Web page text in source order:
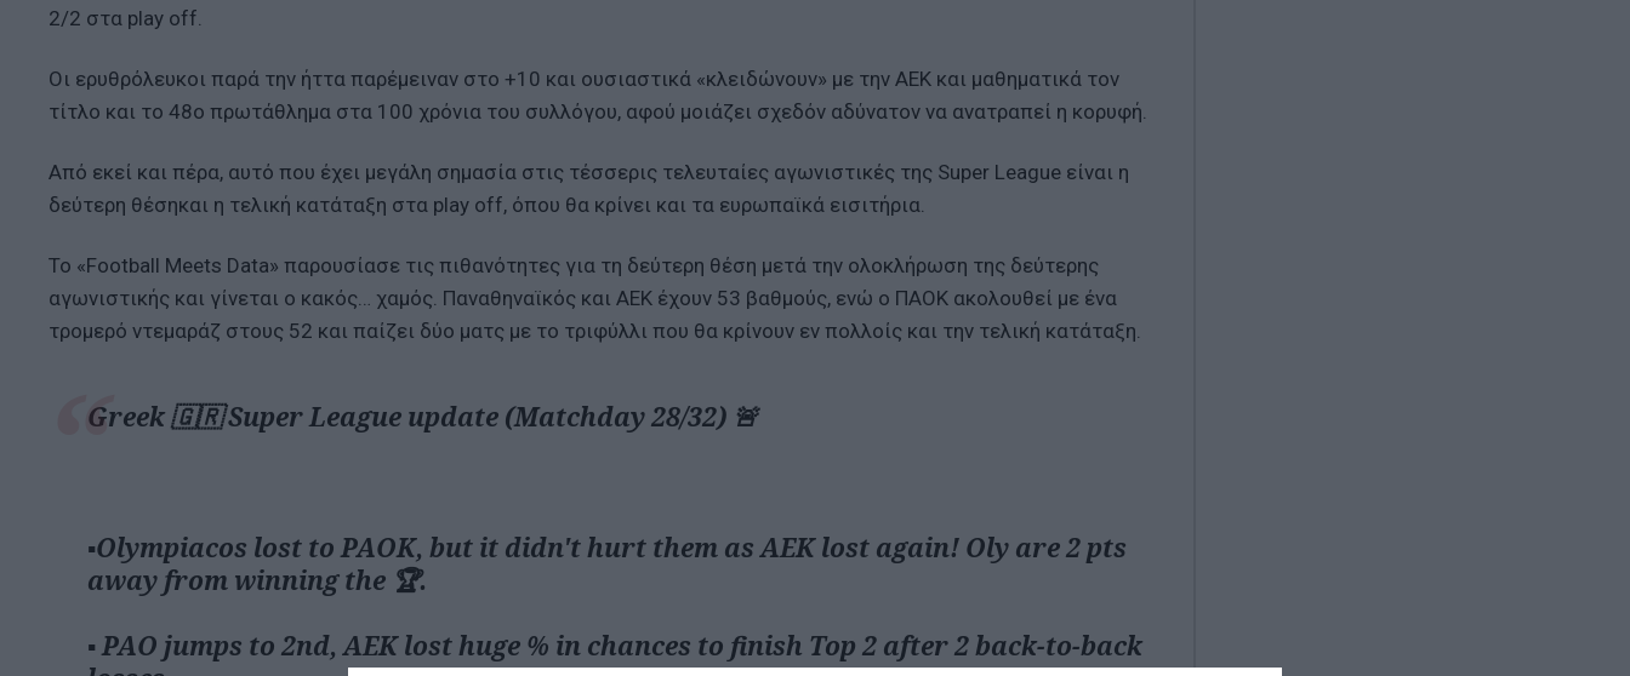
2/2 στα play off.
Οι ερυθρόλευκοι παρά την ήττα παρέμειναν στο +10 και ουσιαστικά «κλειδώνουν» με την ΑΕΚ και μαθηματικά τον
τίτλο και το 48ο πρωτάθλημα στα 100 χρόνια του συλλόγου, αφού μοιάζει σχεδόν αδύνατον να ανατραπεί η κορυφή.
Από εκεί και πέρα, αυτό που έχει μεγάλη σημασία στις τέσσερις τελευταίες αγωνιστικές της Super League είναι η
δεύτερη θέσηκαι η τελική κατάταξη στα play off, όπου θα κρίνει και τα ευρωπαϊκά εισιτήρια.
Το «Football Meets Data» παρουσίασε τις πιθανότητες για τη δεύτερη θέση μετά την ολοκλήρωση της δεύτερης
αγωνιστικής και γίνεται ο κακός… χαμός. Παναθηναϊκός και ΑΕΚ έχουν 53 βαθμούς, ενώ ο ΠΑΟΚ ακολουθεί με ένα
τρομερό ντεμαράζ στους 52 και παίζει δύο ματς με το τριφύλλι που θα κρίνουν εν πολλοίς και την τελική κατάταξη.
Greek 🇬🇷 Super League update (Matchday 28/32) 🚨
▪️Olympiacos lost to PAOK, but it didn't hurt them as AEK lost again! Oly are 2 pts
away from winning the 🏆.
▪️ PAO jumps to 2nd, AEK lost huge % in chances to finish Top 2 after 2 back-to-back